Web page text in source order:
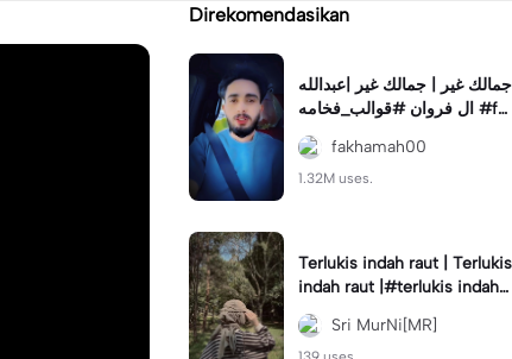
Direkomendasikan
جمالك غير | جمالك غير |عبدالله
ال فروان #قوالب_فخامه #fa
khamah00
fakhamah00
1.32M uses.
Terlukis indah raut | Terlukis
indah raut |#terlukis indah r
aut wajah mu dalam benakk
u
Sri MurNi[MR]